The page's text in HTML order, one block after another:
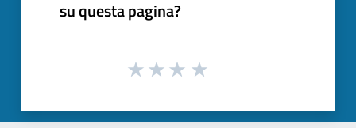
su questa pagina?